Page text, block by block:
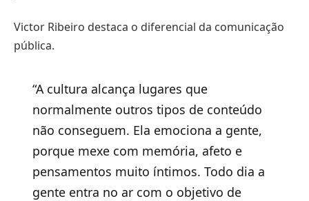
Victor Ribeiro destaca o diferencial da comunicação
pública.
“A cultura alcança lugares que
normalmente outros tipos de conteúdo
não conseguem. Ela emociona a gente,
porque mexe com memória, afeto e
pensamentos muito íntimos. Todo dia a
gente entra no ar com o objetivo de